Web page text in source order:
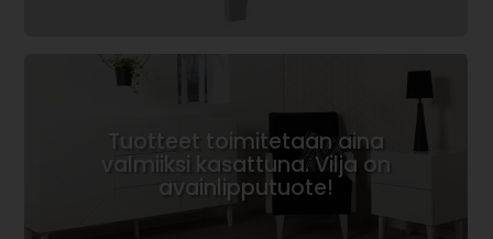
Tuotteet toimitetaan aina
valmiiksi kasattuna. Vilja on
avainlipputuote!